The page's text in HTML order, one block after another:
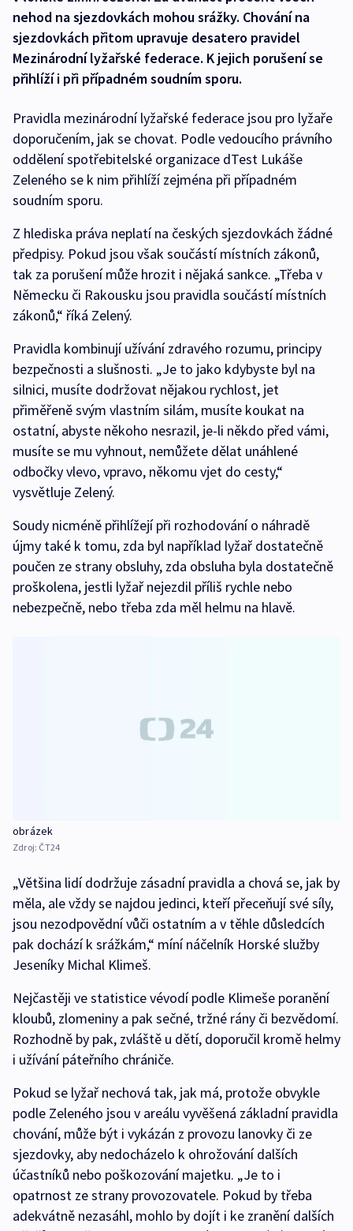
nehod na sjezdovkách mohou srážky. Chování na
sjezdovkách přitom upravuje desatero pravidel
Mezinárodní lyžařské federace. K jejich porušení se
přihlíží i při případném soudním sporu.
Pravidla mezinárodní lyžařské federace jsou pro lyžaře
doporučením, jak se chovat. Podle vedoucího právního
oddělení spotřebitelské organizace dTest Lukáše
Zeleného se k nim přihlíží zejména při případném
soudním sporu.
Z hlediska práva neplatí na českých sjezdovkách žádné
předpisy. Pokud jsou však součástí místních zákonů,
tak za porušení může hrozit i nějaká sankce. „Třeba v
Německu či Rakousku jsou pravidla součástí místních
zákonů,“ říká Zelený.
Pravidla kombinují užívání zdravého rozumu, principy
bezpečnosti a slušnosti. „Je to jako kdybyste byl na
silnici, musíte dodržovat nějakou rychlost, jet
přiměřeně svým vlastním silám, musíte koukat na
ostatní, abyste někoho nesrazil, je-li někdo před vámi,
musíte se mu vyhnout, nemůžete dělat unáhlené
odbočky vlevo, vpravo, někomu vjet do cesty,“
vysvětluje Zelený.
Soudy nicméně přihlížejí při rozhodování o náhradě
újmy také k tomu, zda byl například lyžař dostatečně
poučen ze strany obsluhy, zda obsluha byla dostatečně
proškolena, jestli lyžař nejezdil příliš rychle nebo
nebezpečně, nebo třeba zda měl helmu na hlavě.
obrázek
Zdroj: ČT24
„Většina lidí dodržuje zásadní pravidla a chová se, jak by
měla, ale vždy se najdou jedinci, kteří přeceňují své síly,
jsou nezodpovědní vůči ostatním a v těhle důsledcích
pak dochází k srážkám,“ míní náčelník Horské služby
Jeseníky Michal Klimeš.
Nejčastěji ve statistice vévodí podle Klimeše poranění
kloubů, zlomeniny a pak sečné, tržné rány či bezvědomí.
Rozhodně by pak, zvláště u dětí, doporučil kromě helmy
i užívání páteřního chrániče.
Pokud se lyžař nechová tak, jak má, protože obvykle
podle Zeleného jsou v areálu vyvěšená základní pravidla
chování, může být i vykázán z provozu lanovky či ze
sjezdovky, aby nedocházelo k ohrožování dalších
účastníků nebo poškozování majetku. „Je to i
opatrnost ze strany provozovatele. Pokud by třeba
adekvátně nezasáhl, mohlo by dojít i ke zranění dalších